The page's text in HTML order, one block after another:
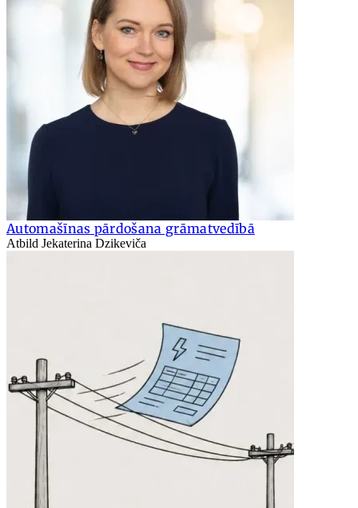
Automašīnas pārdošana grāmatvedībā
Atbild Jekaterina Dzikeviča